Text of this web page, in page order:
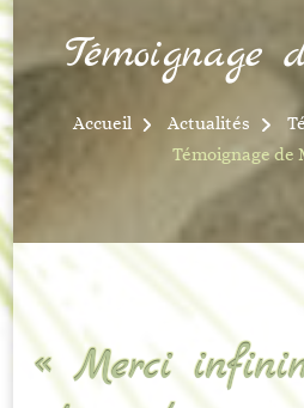
Témoignage
Accueil Actualités
Témoignage de
« Merci